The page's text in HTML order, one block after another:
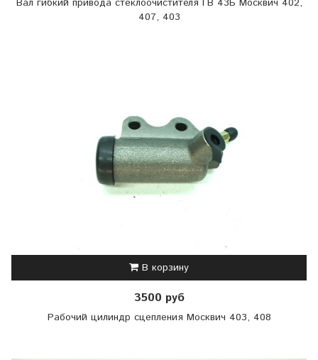
Вал гибкий привода стеклоочистителя ГВ 43Б Москвич 402,
407, 403
В корзину
3500 руб
Рабочий цилиндр сцепления Москвич 403, 408